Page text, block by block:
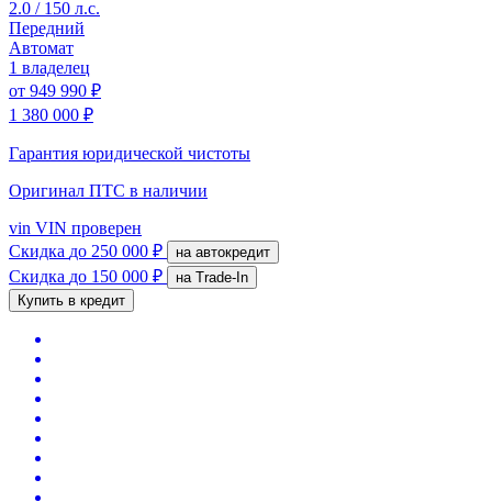
2.0 / 150 л.с.
Передний
Автомат
1 владелец
от 949 990 ₽
1 380 000 ₽
Гарантия юридической чистоты
Оригинал ПТС в наличии
vin VIN проверен
Скидка до 250 000 ₽ на автокредит
Скидка до 150 000 ₽
на Trade-In
Купить в кредит